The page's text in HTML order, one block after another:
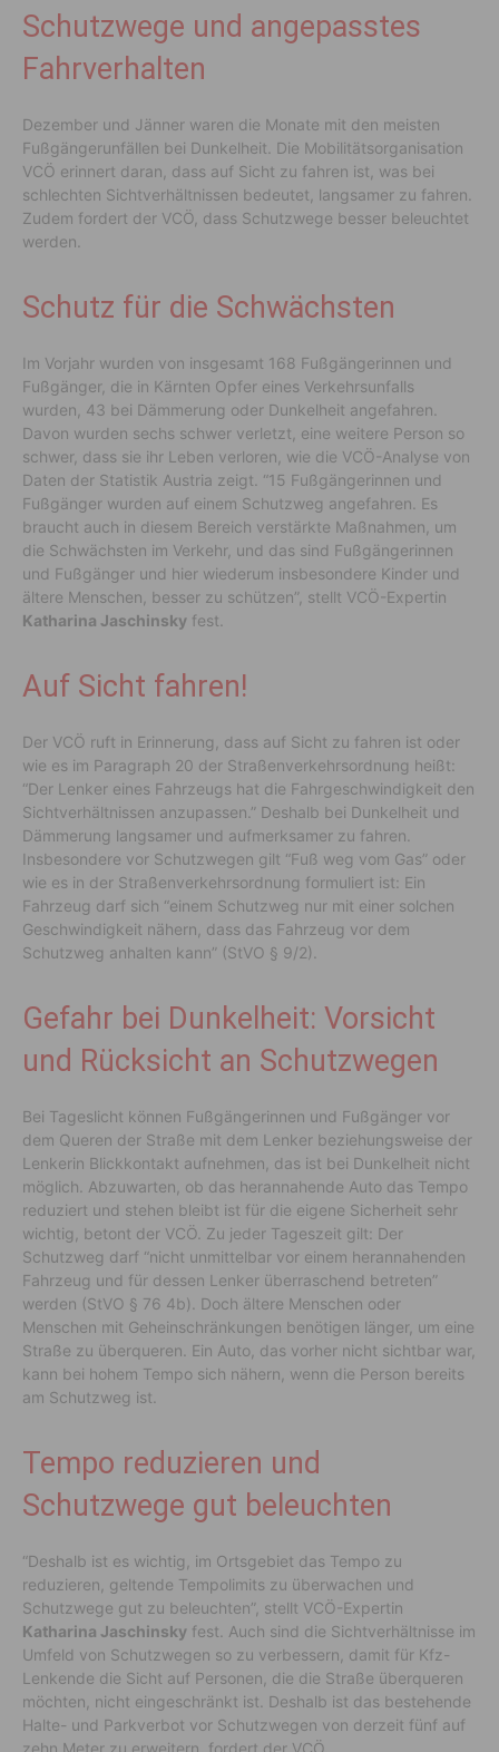
Schutzwege und angepasstes
Fahrverhalten
Dezember und Jänner waren die Monate mit den meisten
Fußgängerunfällen bei Dunkelheit. Die Mobilitätsorganisation
VCÖ erinnert daran, dass auf Sicht zu fahren ist, was bei
schlechten Sichtverhältnissen bedeutet, langsamer zu fahren.
Zudem fordert der VCÖ, dass Schutzwege besser beleuchtet
werden.
Schutz für die Schwächsten
Im Vorjahr wurden von insgesamt 168 Fußgängerinnen und
Fußgänger, die in Kärnten Opfer eines Verkehrsunfalls
wurden, 43 bei Dämmerung oder Dunkelheit angefahren.
Davon wurden sechs schwer verletzt, eine weitere Person so
schwer, dass sie ihr Leben verloren, wie die VCÖ-Analyse von
Daten der Statistik Austria zeigt. “15 Fußgängerinnen und
Fußgänger wurden auf einem Schutzweg angefahren. Es
braucht auch in diesem Bereich verstärkte Maßnahmen, um
die Schwächsten im Verkehr, und das sind Fußgängerinnen
und Fußgänger und hier wiederum insbesondere Kinder und
ältere Menschen, besser zu schützen”, stellt VCÖ-Expertin
Katharina Jaschinsky fest.
Auf Sicht fahren!
Der VCÖ ruft in Erinnerung, dass auf Sicht zu fahren ist oder
wie es im Paragraph 20 der Straßenverkehrsordnung heißt:
“Der Lenker eines Fahrzeugs hat die Fahrgeschwindigkeit den
Sichtverhältnissen anzupassen.” Deshalb bei Dunkelheit und
Dämmerung langsamer und aufmerksamer zu fahren.
Insbesondere vor Schutzwegen gilt “Fuß weg vom Gas” oder
wie es in der Straßenverkehrsordnung formuliert ist: Ein
Fahrzeug darf sich “einem Schutzweg nur mit einer solchen
Geschwindigkeit nähern, dass das Fahrzeug vor dem
Schutzweg anhalten kann” (StVO § 9/2).
Gefahr bei Dunkelheit: Vorsicht
und Rücksicht an Schutzwegen
Bei Tageslicht können Fußgängerinnen und Fußgänger vor
dem Queren der Straße mit dem Lenker beziehungsweise der
Lenkerin Blickkontakt aufnehmen, das ist bei Dunkelheit nicht
möglich. Abzuwarten, ob das herannahende Auto das Tempo
reduziert und stehen bleibt ist für die eigene Sicherheit sehr
wichtig, betont der VCÖ. Zu jeder Tageszeit gilt: Der
Schutzweg darf “nicht unmittelbar vor einem herannahenden
Fahrzeug und für dessen Lenker überraschend betreten”
werden (StVO § 76 4b). Doch ältere Menschen oder
Menschen mit Geheinschränkungen benötigen länger, um eine
Straße zu überqueren. Ein Auto, das vorher nicht sichtbar war,
kann bei hohem Tempo sich nähern, wenn die Person bereits
am Schutzweg ist.
Tempo reduzieren und
Schutzwege gut beleuchten
“Deshalb ist es wichtig, im Ortsgebiet das Tempo zu
reduzieren, geltende Tempolimits zu überwachen und
Schutzwege gut zu beleuchten”, stellt VCÖ-Expertin
Katharina Jaschinsky fest. Auch sind die Sichtverhältnisse im
Umfeld von Schutzwegen so zu verbessern, damit für Kfz-
Lenkende die Sicht auf Personen, die die Straße überqueren
möchten, nicht eingeschränkt ist. Deshalb ist das bestehende
Halte- und Parkverbot vor Schutzwegen von derzeit fünf auf
zehn Meter zu erweitern, fordert der VCÖ.